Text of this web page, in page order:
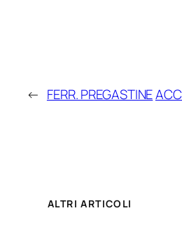
← FERR. PREGASTINE
ALTRI ARTICOLI